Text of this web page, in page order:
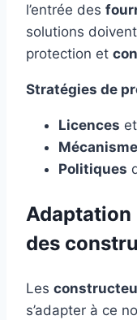
l’entrée des
solutions
protection et
Stratégies de
Licences et
Politiques
Adaptation
des
Les
s’adapter à ce